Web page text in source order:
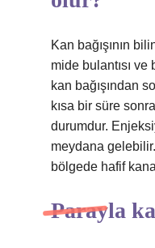
Kan bağışının
mide bulantısı
kan bağışından
kısa bir süre
durumdur.
meydana gelebilir.
bölgede hafif
Parayla